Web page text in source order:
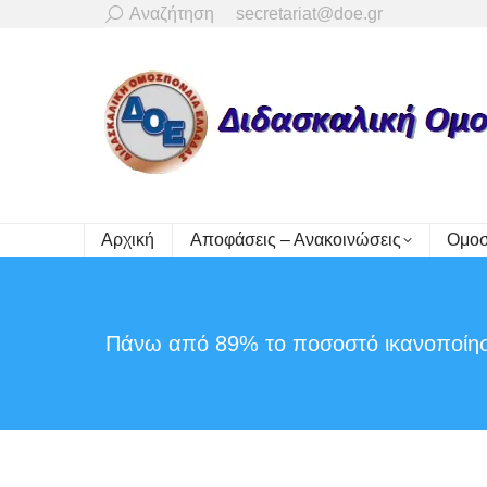
Search:
Αναζήτηση secretariat@doe.gr
Αρχική Αποφάσεις – Ανακοινώσεις
Πάνω από 89% το ποσοστό